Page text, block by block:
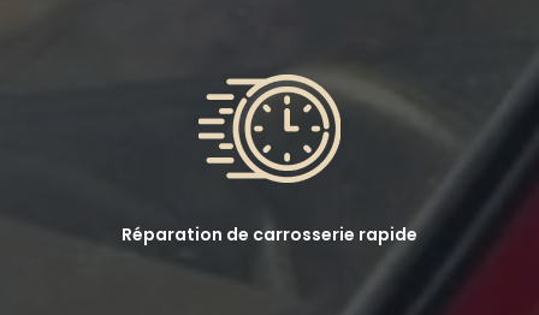
Réparation de carrosserie rapide